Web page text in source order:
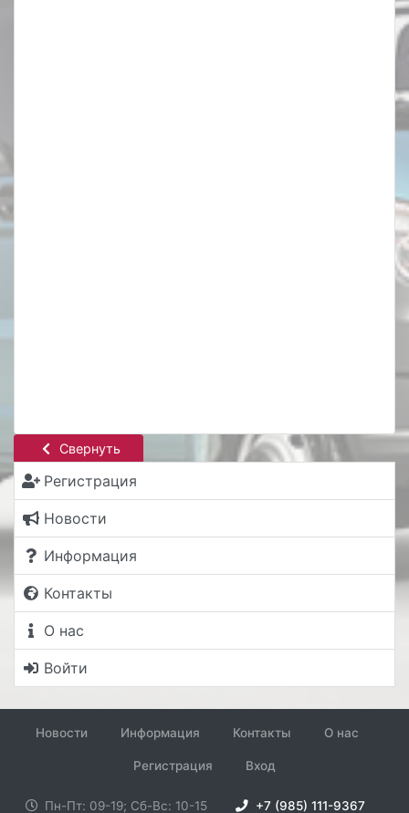
Свернуть
Регистрация
Новости
Информация
Контакты
О нас
Войти
Новости Информация Контакты О нас
Регистрация Вход
Пн-Пт: 09-19; Сб-Вс: 10-15 +7 (985) 111-9367